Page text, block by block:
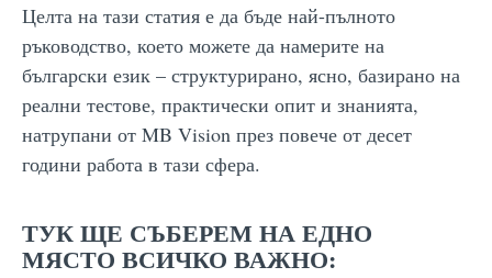
Целта на тази статия е да бъде най-пълното
ръководство, което можете да намерите на
български език – структурирано, ясно, базирано на
реални тестове, практически опит и знанията,
натрупани от MB Vision през повече от десет
години работа в тази сфера.
ТУК ЩЕ СЪБЕРЕМ НА ЕДНО
МЯСТО ВСИЧКО ВАЖНО: